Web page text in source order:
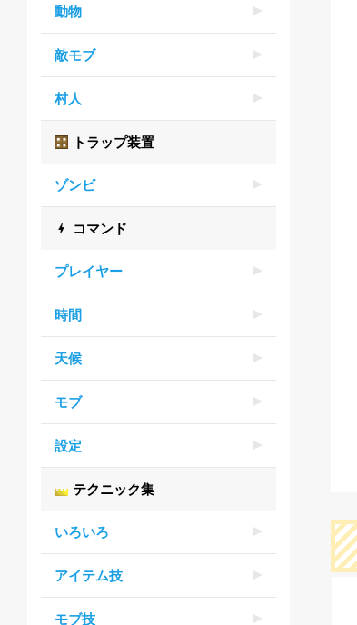
動物
敵モブ
村人
トラップ装置
ゾンビ
コマンド
プレイヤー
時間
天候
モブ
設定
テクニック集
いろいろ
アイテム技
モブ技